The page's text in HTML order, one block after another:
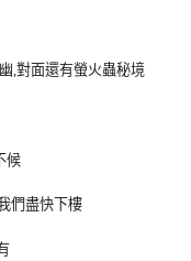
候
們盡快下樓